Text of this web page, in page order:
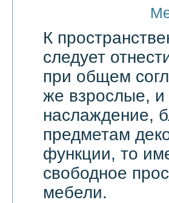
К
следует
при общем
же взрослые, и
наслаждение,
предметам
функции, то
свободное
мебели.